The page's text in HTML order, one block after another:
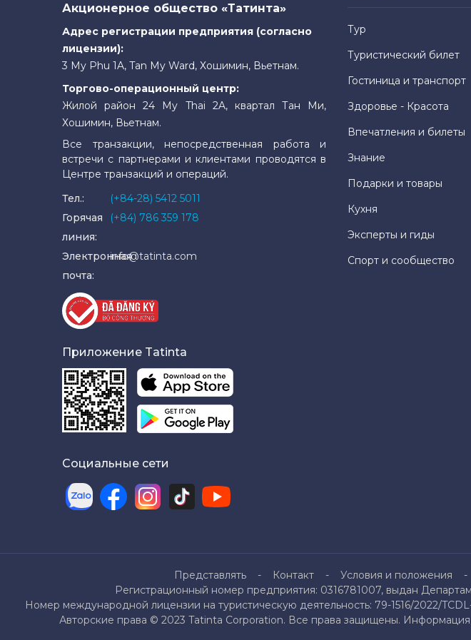
Акционерное общество «Татинта»
Адрес регистрации предприятия (согласно
лицензии):
3 My Phu 1A, Tan My Ward, Хошимин, Вьетнам.
Торгово-операционный центр:
Жилой район 24 My Thai 2A, квартал Тан Ми,
Хошимин, Вьетнам.
Все транзакции, непосредственная работа и
встречи с партнерами и клиентами проводятся в
Центре транзакций и операций.
Тел.:
(+84-28) 5412 5011
Горячая
линия:
(+84) 786 359 178
Электронная
почта:
info@tatinta.com
Приложение Tatinta
Социальные сети
Тур
Туристический билет
Гостиница и транспорт
Здоровье - Красота
Впечатления и билеты
Знание
Подарки и товары
Кухня
Эксперты и гиды
Спорт и сообщество
Представлять Контакт Условия и положения
Регистрационный номер предприятия: 0316781007, выдан
Номер международной лицензии на туристическую деятельность: 79-1516/2022/
Авторские права © 2023 Tatinta Corporation. Все права защищены.